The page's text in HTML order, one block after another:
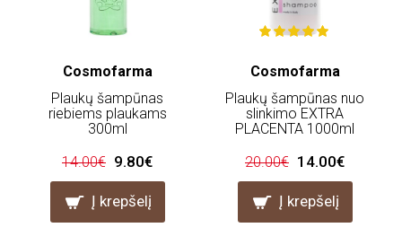
Cosmofarma
Plaukų šampūnas
riebiems plaukams
300ml
14.00€ 9.80€
Į krepšelį
Cosmofarma
Plaukų šampūnas nuo
slinkimo EXTRA
PLACENTA 1000ml
20.00€ 14.00€
Į krepšelį